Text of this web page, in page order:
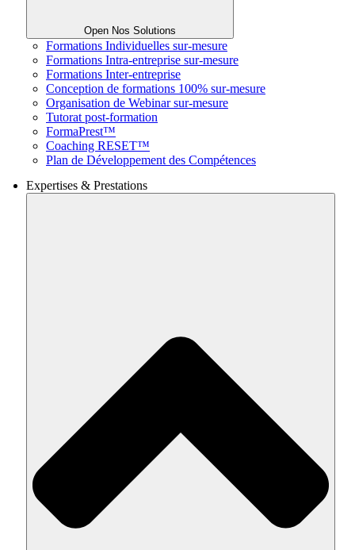
Open Nos Solutions
Formations Individuelles sur-mesure
Formations Intra-entreprise sur-mesure
Formations Inter-entreprise
Conception de formations 100% sur-mesure
Organisation de Webinar sur-mesure
Tutorat post-formation
FormaPrest™
Coaching RESET™
Plan de Développement des Compétences
Expertises & Prestations